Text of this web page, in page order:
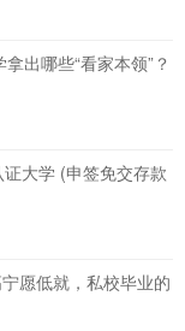
出哪些“看家本领”？
大学 (申签免交存款
愿低就，私校毕业的